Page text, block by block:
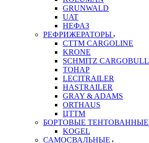
GRUNWALD
UAT
НЕФАЗ
РЕФРИЖЕРАТОРЫ
CTTM CARGOLINE
KRONE
SCHMITZ CARGOBULL
ТОНАР
LECITRAILER
HASTRAILER
GRAY & ADAMS
ORTHAUS
ЦТТМ
БОРТОВЫЕ ТЕНТОВАННЫЕ
KOGEL
САМОСВАЛЬНЫЕ